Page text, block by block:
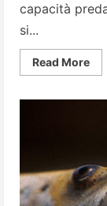
capacità
si...
Read More
dei